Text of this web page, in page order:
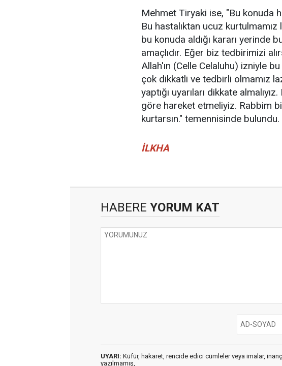
Mehmet Tiryaki ise, "Bu konuda
Bu hastalıktan ucuz kurtulmamız
bu konuda aldığı kararı yerinde
amaçlıdır. Eğer biz tedbirimizi
Allah'ın (Celle Celaluhu) izniyle
çok dikkatli ve tedbirli olmamız
yaptığı uyarıları dikkate
göre hareket etmeliyiz. Rabbim
kurtarsın." temennisinde bulundu.
İLKHA
HABERE YORUM KAT
UYARI: Küfür, hakaret, rencide edici cümleler veya imalar,
yazılmamış,